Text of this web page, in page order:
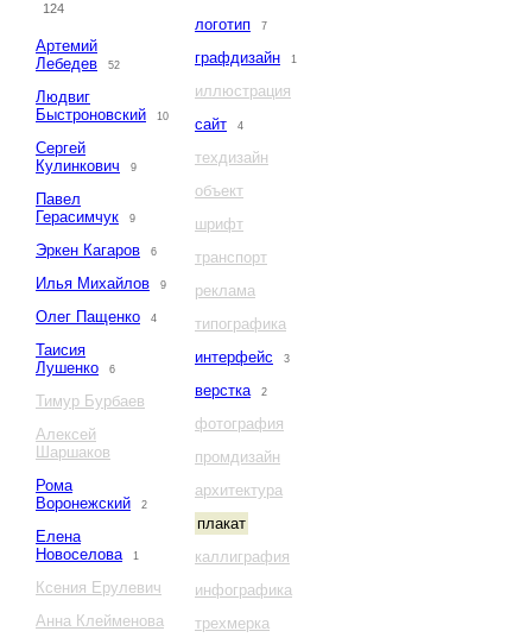
124
Артемий
Лебедев
52
Людвиг
Быстроновский
10
Сергей
Кулинкович
9
Павел
Герасимчук
9
Эркен Кагаров 6
Илья Михайлов 9
Олег Пащенко 4
Таисия
Лушенко
6
Тимур Бурбаев
Алексей
Шаршаков
Рома
Воронежский
2
Елена
Новоселова
1
Ксения Ерулевич
Анна Клейменова
логотип 7
графдизайн 1
иллюстрация
сайт
4
техдизайн
объект
шрифт
транспорт
реклама
типографика
интерфейс
3
верстка 2
фотография
промдизайн
архитектура
плакат
каллиграфия
инфографика
трехмерка